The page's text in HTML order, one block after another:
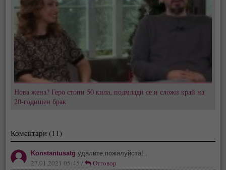
Нова жена? Геро стопи 50 кила, подмлади се и сложи край на
20-годишен брак
Коментари (11)
Konstantusatg удалите,пожалуйста! .
27.01.2021 05:45 / Отговор